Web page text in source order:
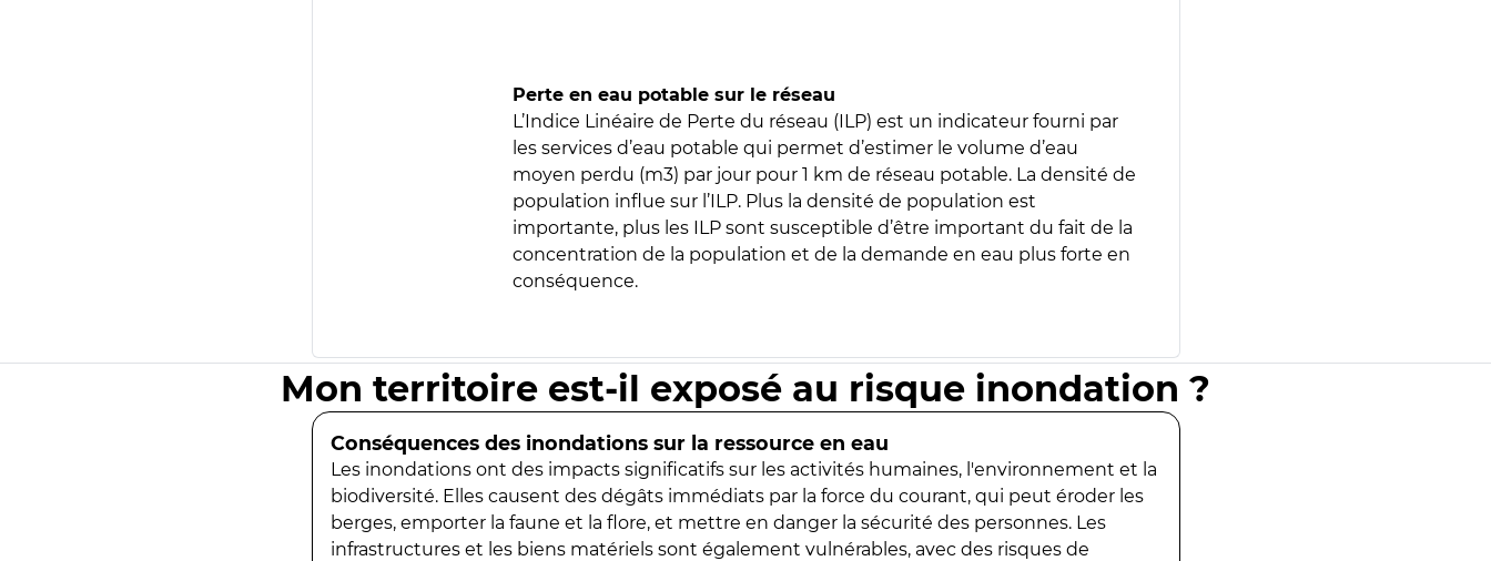
Perte en eau potable sur le réseau
L’Indice Linéaire de Perte du réseau (ILP) est un indicateur fourni par
les services d’eau potable qui permet d’estimer le volume d’eau
moyen perdu (m3) par jour pour 1 km de réseau potable. La densité de
population influe sur l’ILP. Plus la densité de population est
importante, plus les ILP sont susceptible d’être important du fait de la
concentration de la population et de la demande en eau plus forte en
conséquence.
Mon territoire est-il exposé au risque inondation ?
Conséquences des inondations sur la ressource en eau
Les inondations ont des impacts significatifs sur les activités humaines, l'environnement et la
biodiversité. Elles causent des dégâts immédiats par la force du courant, qui peut éroder les
berges, emporter la faune et la flore, et mettre en danger la sécurité des personnes. Les
infrastructures et les biens matériels sont également vulnérables, avec des risques de